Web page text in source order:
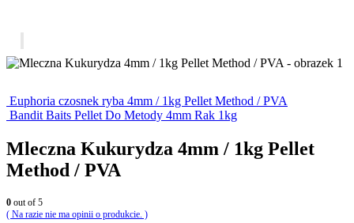
Euphoria czosnek ryba 4mm / 1kg Pellet Method / PVA
Bandit Baits Pellet Do Metody 4mm Rak 1kg
Mleczna Kukurydza 4mm / 1kg Pellet
Method / PVA
0 out of 5
( Na razie nie ma opinii o produkcie. )